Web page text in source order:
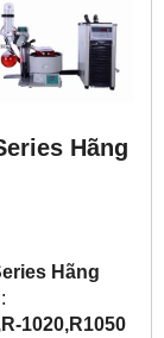
Hãng
Hãng
1020,R1050